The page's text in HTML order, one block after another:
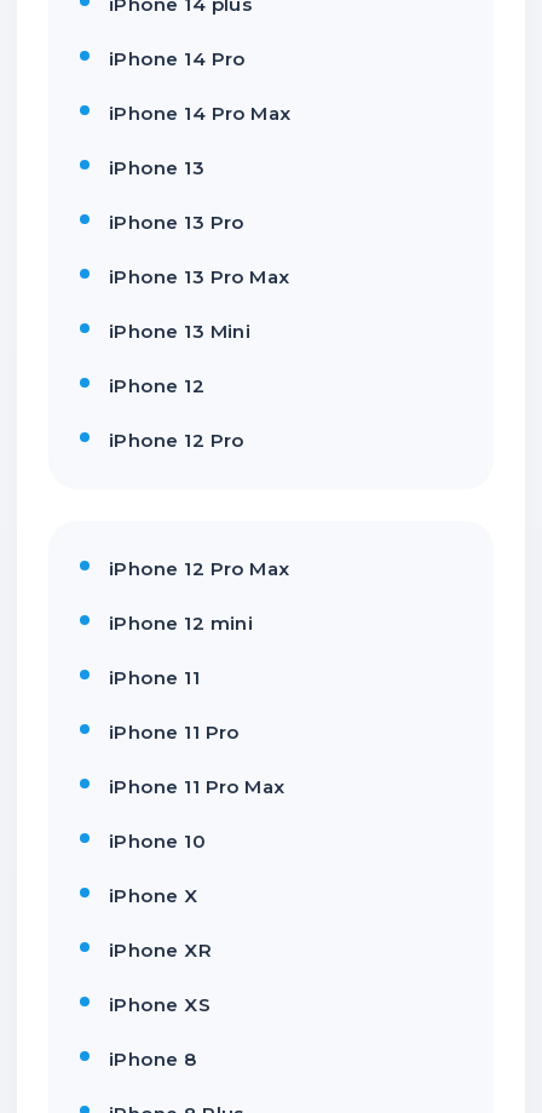
iPhone 14 plus
iPhone 14 Pro
iPhone 14 Pro Max
iPhone 13
iPhone 13 Pro
iPhone 13 Pro Max
iPhone 13 Mini
iPhone 12
iPhone 12 Pro
iPhone 12 Pro Max
iPhone 12 mini
iPhone 11
iPhone 11 Pro
iPhone 11 Pro Max
iPhone 10
iPhone X
iPhone XR
iPhone XS
iPhone 8